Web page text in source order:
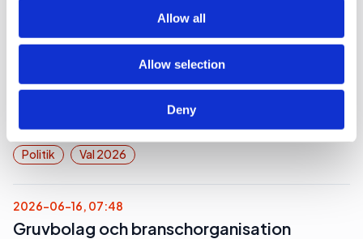
Allow all
Allow selection
Deny
Nej det blir inte Botkyrka när partiledaren (s)
Magdalena Andersson ger sig ut på en två dagars
valturné i Sverige. Dock blir det flera klassiska
Politik Val 2026
2026-06-16, 07:48
Gruvbolag och branschorganisation